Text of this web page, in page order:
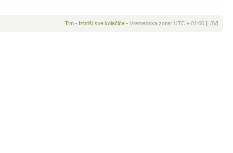
Tim • Izbriši sve kolačiće • Vremenska zona: UTC + 01:00 [LJV]